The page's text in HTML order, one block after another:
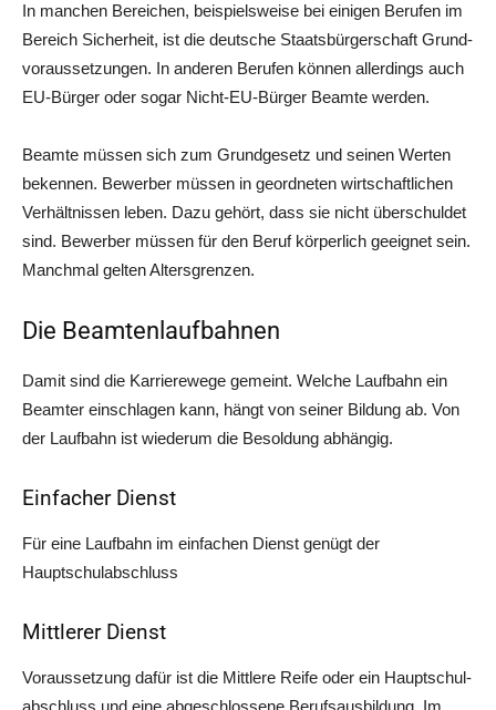
In man­chen Berei­chen, bei­spiels­wei­se bei eini­gen Beru­fen im
Bereich Sicher­heit, ist die deut­sche Staats­bür­ger­schaft Grund­
vor­aus­set­zun­gen. In ande­ren Beru­fen kön­nen aller­dings auch
EU-Bür­ger oder sogar Nicht-EU-Bür­ger Beam­te werden.
Beam­te müs­sen sich zum Grund­ge­setz und sei­nen Wer­ten
beken­nen. Bewer­ber müs­sen in geord­ne­ten wirt­schaft­li­chen
Ver­hält­nis­sen leben. Dazu gehört, dass sie nicht über­schul­det
sind. Bewer­ber müs­sen für den Beruf kör­per­lich geeig­net sein.
Manch­mal gel­ten Altersgrenzen.
Die Beamtenlaufbahnen
Damit sind die Kar­rie­re­we­ge gemeint. Wel­che Lauf­bahn ein
Beam­ter ein­schla­gen kann, hängt von sei­ner Bil­dung ab. Von
der Lauf­bahn ist wie­der­um die Besol­dung abhängig.
Einfacher Dienst
Für eine Lauf­bahn im ein­fa­chen Dienst genügt der
Hauptschulabschluss
Mittlerer Dienst
Vor­aus­set­zung dafür ist die Mitt­le­re Rei­fe oder ein Haupt­schul­